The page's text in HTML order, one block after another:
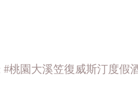
#桃園大溪笠復威斯汀度假